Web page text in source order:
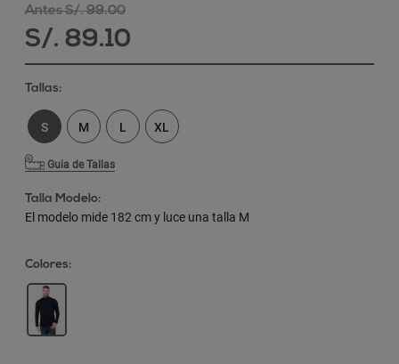
Antes S/. 99.00
S/. 89.10
Tallas:
S M L XL
Guia de Tallas
Talla Modelo:
El modelo mide 182 cm y luce una talla M
Colores: